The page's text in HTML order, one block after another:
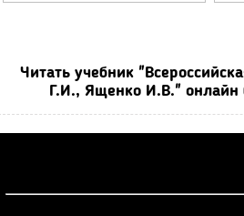
Читать учебник
Г.И., Ященко И.В." онлайн